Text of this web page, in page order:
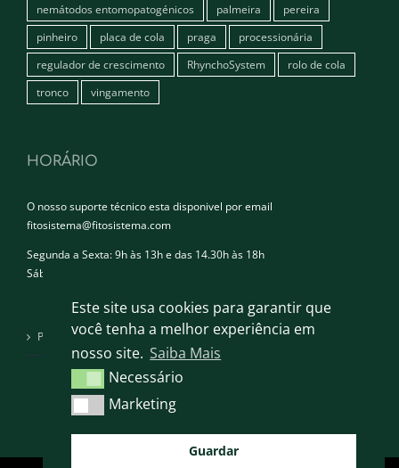
Este site usa cookies para garantir que
você tenha a melhor experiência em
nosso site. Saiba Mais
Necessário
Necessário
MarketingMarketing
Guardar
nemátodos entomopatogénicos
palmeira
pereira
pinheiro
placa de cola praga
processionária
regulador de crescimento
RhynchoSystem
rolo de cola
tronco
vingamento
HORÁRIO
O nosso suporte técnico esta disponivel por email
fitosistema@fitosistema.com
Segunda a Sexta: 9h às 13h e das 14.30h às 18h
Sábado e Domingo: Encerrado
Política de privacidade